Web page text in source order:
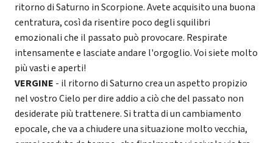
ritorno di Saturno in Scorpione. Avete acquisito una buona
centratura, così da risentire poco degli squilibri
emozionali che il passato può provocare. Respirate
intensamente e lasciate andare l'orgoglio. Voi siete molto
più vasti e aperti!
VERGINE - il ritorno di Saturno crea un aspetto propizio
nel vostro Cielo per dire addio a ciò che del passato non
desiderate più trattenere. Si tratta di un cambiamento
epocale, che va a chiudere una situazione molto vecchia,